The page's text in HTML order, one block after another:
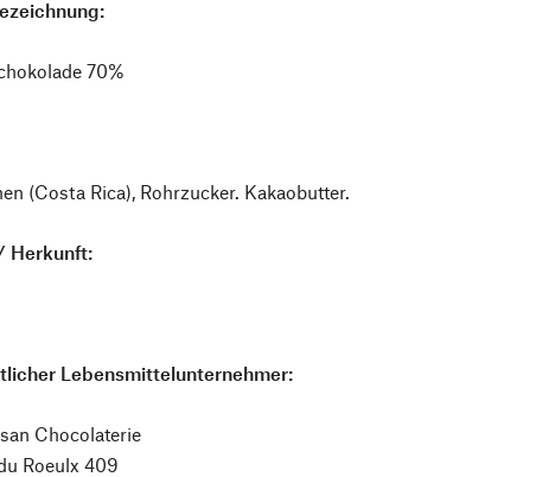
70%
(Costa Rica), Rohrzucker. Kakaobutter.
Herkunft:
Lebensmittelunternehmer:
Chocolaterie
Roeulx 409